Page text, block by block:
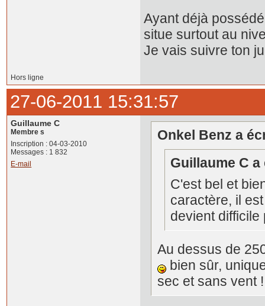
Ayant déjà
situe surtout au
Je vais suivre ton
Hors ligne
27-06-2011 15:31:57
Guillaume C
Membre s
Inscription : 04-03-2010
Messages : 1 832
E-mail
Onkel Benz a
Guillaume C
C'est bel et
caractère, il
devient
Au dessus de
bien sûr,
sec et sans vent